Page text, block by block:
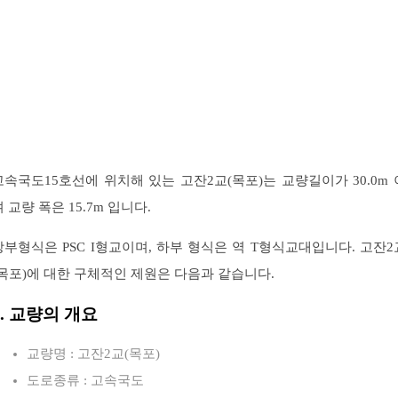
속국도15호선에 위치해 있는 고잔2교(목포)는 교량길이가 30.0m
교량 폭은 15.7m 입니다.
부형식은 PSC I형교이며, 하부 형식은 역 T형식교대입니다. 고잔2
포)에 대한 구체적인 제원은 다음과 같습니다.
교량의 개요
교량명 : 고잔2교(목포)
도로종류 : 고속국도